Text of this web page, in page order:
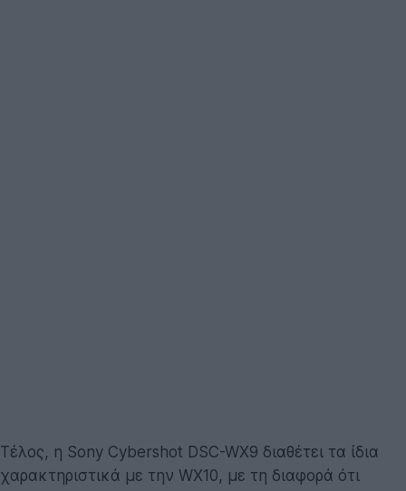
Τέλος, η Sony Cybershot DSC-WX9 διαθέτει τα ίδια
χαρακτηριστικά με την WX10, με τη διαφορά ότι